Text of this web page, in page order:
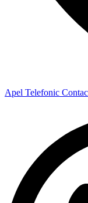
Apel Telefonic